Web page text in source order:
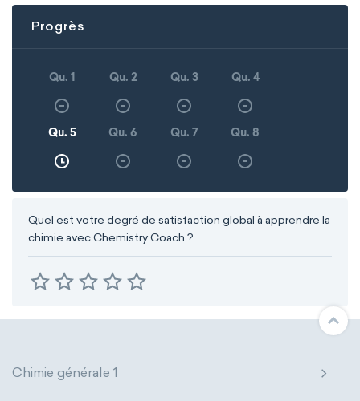
Progrès
Qu. 1 Qu. 2 Qu. 3 Qu. 4
Qu. 5 Qu. 6 Qu. 7 Qu. 8
Quel est votre degré de satisfaction global à apprendre la
chimie avec Chemistry Coach ?
Chimie générale 1